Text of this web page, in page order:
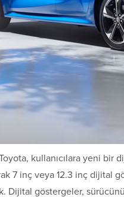
kullanıcılara yeni bir
7 inç veya 12.3 inç dijital
Dijital göstergeler,